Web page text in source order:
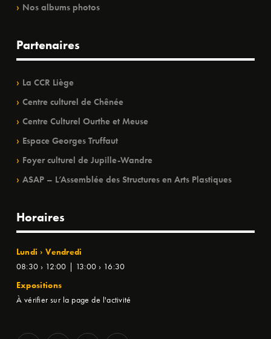
Nos albums photos
Partenaires
La CCR Liège
Centre culturel de Chênée
Centre Culturel Ourthe et Meuse
Espace Georges Truffaut
Foyer culturel de Jupille-Wandre
ASAP – L’Assemblée des Structures en Arts Plastiques
Horaires
Lundi › Vendredi
08:30 › 12:00 | 13:00 › 16:30
Expositions
À vérifier sur la page de l'activité